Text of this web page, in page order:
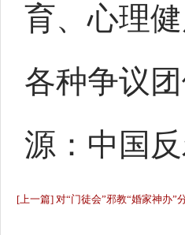
育、心理
各种争议
源：中国
[上一篇] 对“门徒会”邪教“婚家神办”